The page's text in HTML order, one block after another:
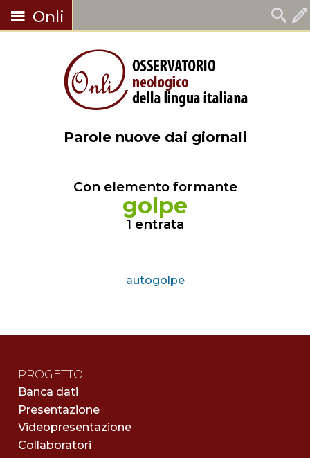
Onli
Parole nuove dai giornali
Con elemento formante
golpe
1 entrata
autogolpe
PROGETTO
Banca dati
Presentazione
Videopresentazione
Collaboratori